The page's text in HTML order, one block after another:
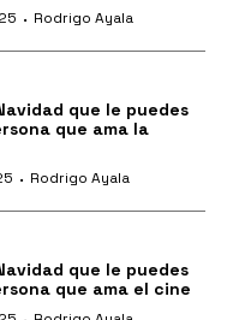
· Rodrigo Ayala
que le puedes
que ama la
· Rodrigo Ayala
que le puedes
que ama el cine